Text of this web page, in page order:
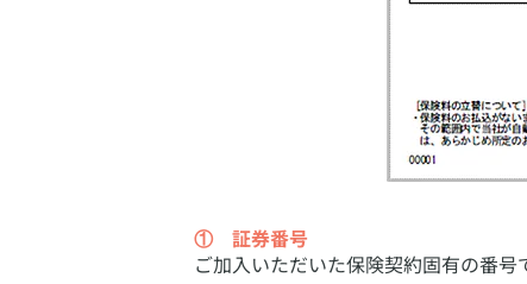
① 証券番号
ご加入いただいた保険契約固有の番号